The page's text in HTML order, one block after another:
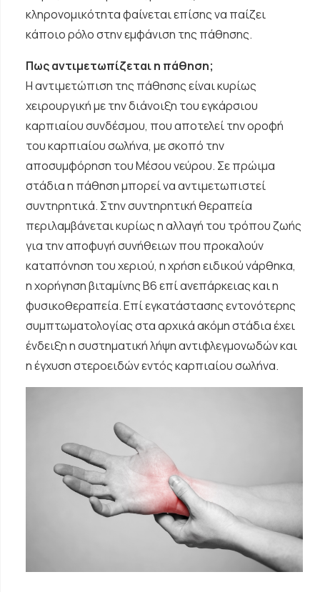
κληρονομικότητα φαίνεται επίσης να παίζει
κάποιο ρόλο στην εμφάνιση της πάθησης.
Πως αντιμετωπίζεται η πάθηση;
Η αντιμετώπιση της πάθησης είναι κυρίως
χειρουργική με την διάνοιξη του εγκάρσιου
καρπιαίου συνδέσμου, που αποτελεί την οροφή
του καρπιαίου σωλήνα, με σκοπό την
αποσυμφόρηση του Μέσου νεύρου. Σε πρώιμα
στάδια η πάθηση μπορεί να αντιμετωπιστεί
συντηρητικά. Στην συντηρητική θεραπεία
περιλαμβάνεται κυρίως η αλλαγή του τρόπου ζωής
για την αποφυγή συνήθειων που προκαλούν
καταπόνηση του χεριού, η χρήση ειδικού νάρθηκα,
η χορήγηση βιταμίνης Β6 επί ανεπάρκειας και η
φυσικοθεραπεία. Επί εγκατάστασης εντονότερης
συμπτωματολογίας στα αρχικά ακόμη στάδια έχει
ένδειξη η συστηματική λήψη αντιφλεγμονωδών και
η έγχυση στεροειδών εντός καρπιαίου σωλήνα.